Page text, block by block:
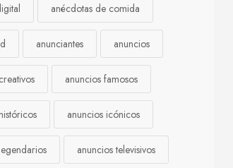
anécdotas de comida
anunciantes anuncios
anuncios famosos
anuncios icónicos
anuncios televisivos